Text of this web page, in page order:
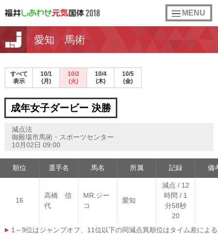
toggle
navigation
MENU
愛知 馬術
すべて
表示
10/1
(月)
10/2
(火)
10/4
(木)
10/5
(金)
成年女子ダービー 決勝
減点法
御殿場市馬術・スポーツセンター
10月02日 09:00
順位 選手名 馬名 所属 記録 備
16
高橋 信
代
MR.ジー
コ
愛知
減点 / 12
時間 / 1
分58秒
20
1～9位はジャンプオフ、11位以下の同減点異順位はタイム差による